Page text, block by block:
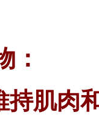
：
持肌肉